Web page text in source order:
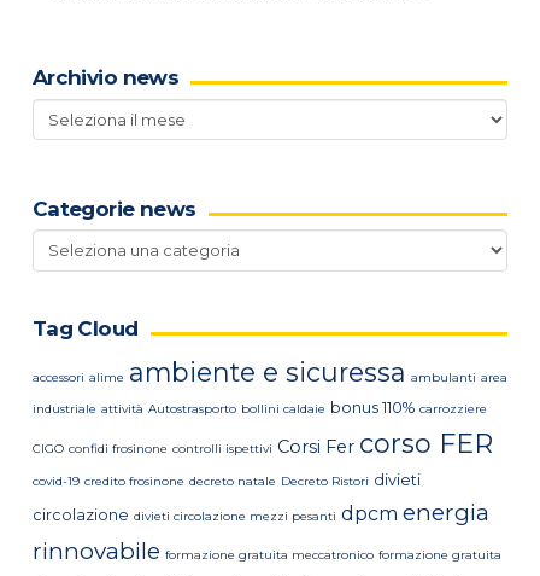
Archivio news
Archivio
news
Categorie news
Categorie
news
Tag Cloud
accessori alime ambiente e sicuressa ambulanti area
industriale attività Autostrasporto bollini caldaie bonus 110% carrozziere
CIGO confidi frosinone controlli ispettivi Corsi Fer corso FER
covid-19 credito frosinone decreto natale Decreto Ristori divieti
circolazione divieti circolazione mezzi pesanti dpcm energia
rinnovabile formazione gratuita meccatronico formazione gratuita